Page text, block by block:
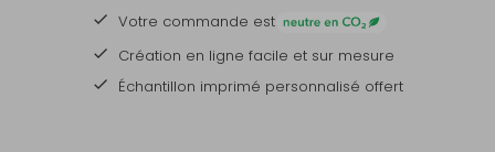
Votre commande est
Création en ligne facile et sur mesure
Échantillon imprimé personnalisé offert